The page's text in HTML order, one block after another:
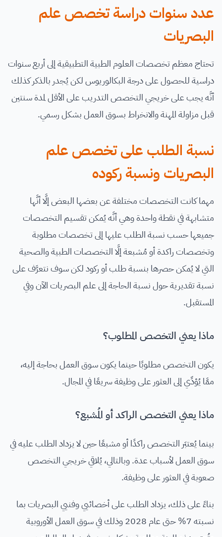
عدد سنوات دراسة تخصص علم
البصريات
تحتاج معظم تخصصات العلوم الطبية التطبيقية إلى أربع سنوات
دراسية للحصول على درجة البكالوريوس لكن يُجدر بالذكر كذلك
أنَّه يجب على خريجي التخصص التدريب على الأقل لمدة سنتين
قبل مزاولة المهنة والانخراط بسوق العمل بشكل رسمي.
نسبة الطلب على تخصص علم
البصريات ونسبة ركوده
مهما كانت التخصصات مختلفة عن بعضها البعض إلَّا أنَّها
متشابهة في نقطة واحدة وهي أنَّه يُمكن تقسيم التخصصات
جميعها حسب نسبة الطلب عليها إلى تخصصات مطلوبة
وتخصصات راكدة أو مُشبعة إلَّا التخصصات الطبية والصحية
التي لا يُمكن حصرها بنسبة طلب أو ركود لكن سوف نتعرَّف على
نسبة تقديرية حول نسبة الحاجة إلى علم البصريات الآن وفي
المستقبل.
ماذا يعني التخصص المطلوب؟
يكون التخصص مطلوبًا حينما يكون سوق العمل بحاجة إليه،
ممَّا يُؤدِّي إلى العثور على وظيفة سريعًا في المجال.
ماذا يعني التخصص الراكد أو المُشبع؟
بينما يُعتبَر التخصص راكدًا أو مشبعًا حين لا يزداد الطلب عليه في
سوق العمل لأسباب عدة. وبالتالي، يُلاقي خريجي التخصص
صعوبة في العثور على وظيفة.
بناءً على ذلك، يزداد الطلب على أخصائيي وفنيي البصريات بما
نسبته 7% حتى عام 2028 وذلك في سوق العمل الأوروبية